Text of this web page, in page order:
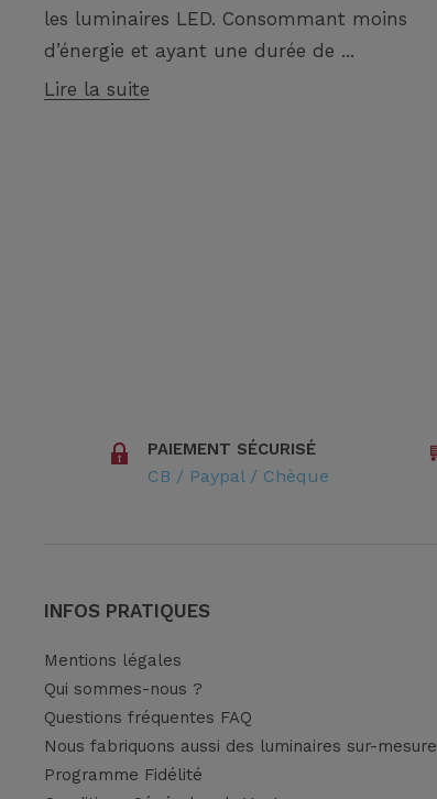
les luminaires LED. Consommant moins
d’énergie et ayant une durée de ...
Lire la suite
PAIEMENT SÉCURISÉ
CB / Paypal / Chèque
INFOS PRATIQUES
Mentions légales
Qui sommes-nous ?
Questions fréquentes FAQ
Nous fabriquons aussi des luminaires sur-mesure
Programme Fidélité